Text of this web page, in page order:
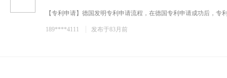
【专利申请】德国发明专利申请流程，在德国专利申请成功后，专
189****4111 发布于83月前